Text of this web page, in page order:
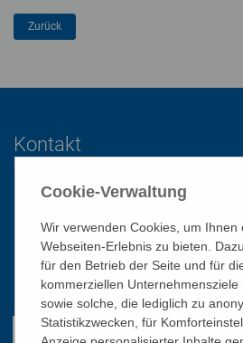
Kontakt
Katholisches Bildungswerk Wien
1010 Wien, Stephansplatz 3
01/51 552-3320
office@bildungswerk.at
Cookie-Verwaltung
Wir verwenden Cookies, um Ihnen
Webseiten-Erlebnis zu bieten.
für den Betrieb der Seite und für
kommerziellen Unternehmensziele
sowie solche, die lediglich zu
Statistikzwecken, für